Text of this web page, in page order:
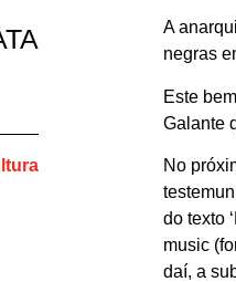
A
negras
Este
Galante
No
do texto
music
daí, a